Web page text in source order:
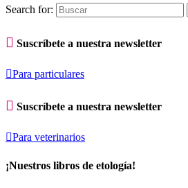
Search for:
 Suscríbete a nuestra newsletter
Para particulares
 Suscríbete a nuestra newsletter
Para veterinarios
¡Nuestros libros de etología!